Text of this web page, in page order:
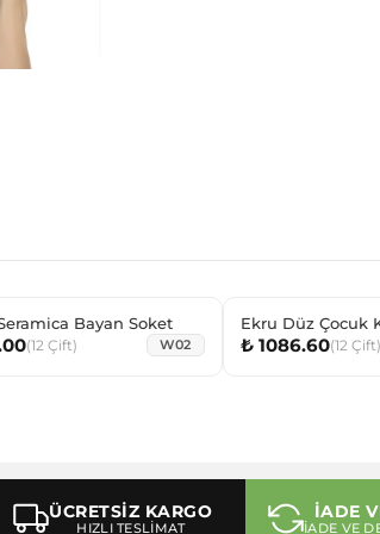
Asorti Seramica Bayan Soket
(12 Çift) W02
Ekru Düz Çocuk
₺ 1086.60(12 Çift)
ÜCRETSİZ KARGO
HIZLI TESLİMAT
İADE
İADE VE